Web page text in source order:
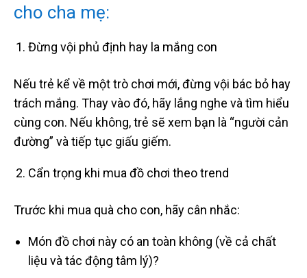
cho cha mẹ:
Đừng vội phủ định hay la mắng con
Nếu trẻ kể về một trò chơi mới, đừng vội bác bỏ hay
trách mắng. Thay vào đó, hãy lắng nghe và tìm hiểu
cùng con. Nếu không, trẻ sẽ xem bạn là “người cản
đường” và tiếp tục giấu giếm.
Cẩn trọng khi mua đồ chơi theo trend
Trước khi mua quà cho con, hãy cân nhắc:
Món đồ chơi này có an toàn không (về cả chất
liệu và tác động tâm lý)?